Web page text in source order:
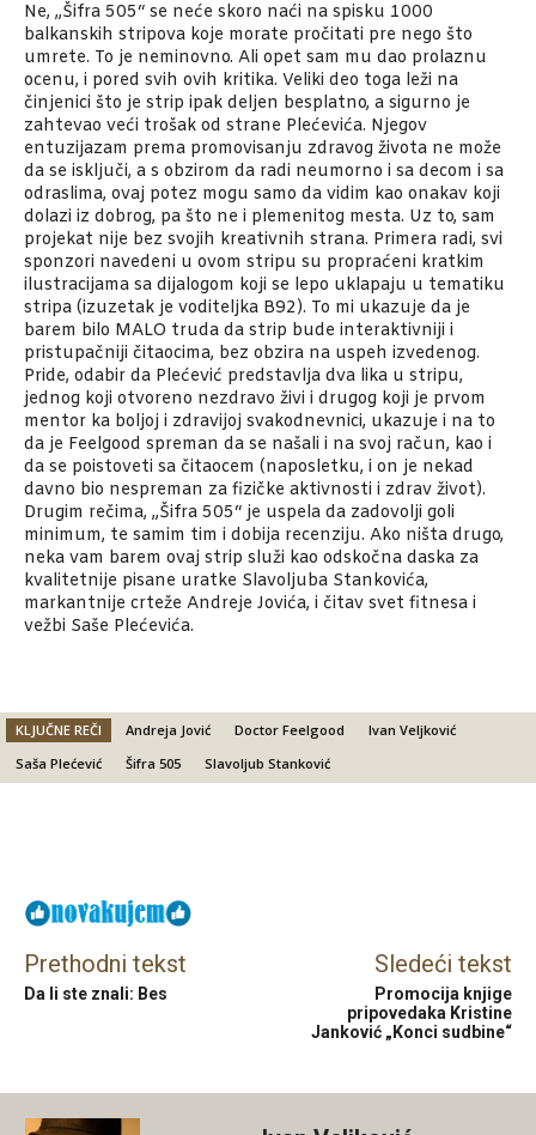
Ne, „Šifra 505“ se neće skoro naći na spisku 1000
balkanskih stripova koje morate pročitati pre nego što
umrete. To je neminovno. Ali opet sam mu dao prolaznu
ocenu, i pored svih ovih kritika. Veliki deo toga leži na
činjenici što je strip ipak deljen besplatno, a sigurno je
zahtevao veći trošak od strane Plećevića. Njegov
entuzijazam prema promovisanju zdravog života ne može
da se isključi, a s obzirom da radi neumorno i sa decom i sa
odraslima, ovaj potez mogu samo da vidim kao onakav koji
dolazi iz dobrog, pa što ne i plemenitog mesta. Uz to, sam
projekat nije bez svojih kreativnih strana. Primera radi, svi
sponzori navedeni u ovom stripu su propraćeni kratkim
ilustracijama sa dijalogom koji se lepo uklapaju u tematiku
stripa (izuzetak je voditeljka B92). To mi ukazuje da je
barem bilo MALO truda da strip bude interaktivniji i
pristupačniji čitaocima, bez obzira na uspeh izvedenog.
Pride, odabir da Plećević predstavlja dva lika u stripu,
jednog koji otvoreno nezdravo živi i drugog koji je prvom
mentor ka boljoj i zdravijoj svakodnevnici, ukazuje i na to
da je Feelgood spreman da se našali i na svoj račun, kao i
da se poistoveti sa čitaocem (naposletku, i on je nekad
davno bio nespreman za fizičke aktivnosti i zdrav život).
Drugim rečima, „Šifra 505“ je uspela da zadovolji goli
minimum, te samim tim i dobija recenziju. Ako ništa drugo,
neka vam barem ovaj strip služi kao odskočna daska za
kvalitetnije pisane uratke Slavoljuba Stankovića,
markantnije crteže Andreje Jovića, i čitav svet fitnesa i
vežbi Saše Plećevića.
KLJUČNE REČI Andreja Jović Doctor Feelgood
Ivan Veljković
Saša Plećević
Šifra 505 Slavoljub Stanković
Prethodni tekst
Da li ste znali: Bes
Sledeći tekst
Promocija knjige
pripovedaka Kristine
Janković „Konci sudbine“